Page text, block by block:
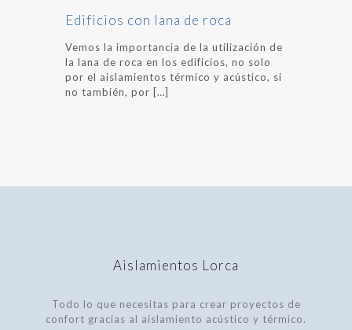
Edificios con lana de roca
Vemos la importancia de la utilización de
la lana de roca en los edificios, no solo
por el aislamientos térmico y acústico, si
no también, por […]
Aislamientos Lorca
Todo lo que necesitas para crear proyectos de
confort gracias al aislamiento acústico y térmico.